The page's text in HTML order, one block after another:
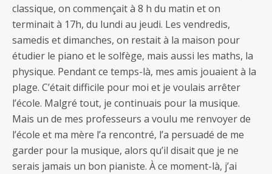
classique, on commençait à 8 h du matin et on
terminait à 17h, du lundi au jeudi. Les vendredis,
samedis et dimanches, on restait à la maison pour
étudier le piano et le solfège, mais aussi les maths, la
physique. Pendant ce temps-là, mes amis jouaient à la
plage. C’était difficile pour moi et je voulais arrêter
l’école. Malgré tout, je continuais pour la musique.
Mais un de mes professeurs a voulu me renvoyer de
l’école et ma mère l’a rencontré, l’a persuadé de me
garder pour la musique, alors qu’il disait que je ne
serais jamais un bon pianiste. À ce moment-là, j’ai